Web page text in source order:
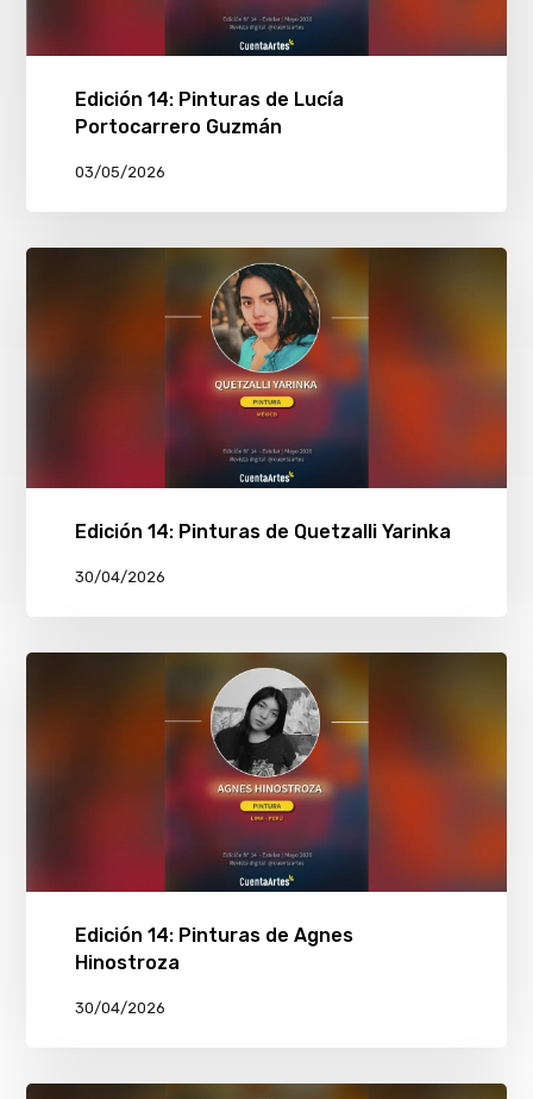
Edición 14: Pinturas de Lucía
Portocarrero Guzmán
03/05/2026
Edición 14: Pinturas de Quetzalli Yarinka
30/04/2026
Edición 14: Pinturas de Agnes
Hinostroza
30/04/2026